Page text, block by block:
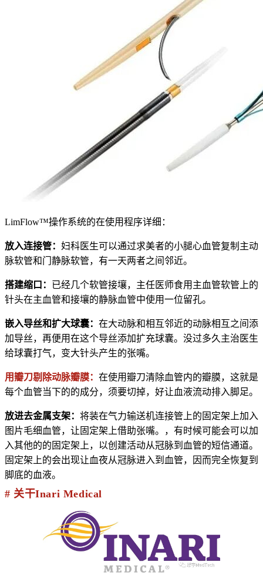
LimFlow™操作系统的在使用程序详细：
放入连接管： 妇科医生可以通过求美者的小腿心血管复制主动
脉软管和门静脉软管，有一天两者之间邻近。
搭建缩口： 已经几个软管接壤，主任医师食用主血管软管上的
针头在主血管和接壤的静脉血管中使用一位留孔。
嵌入导丝和扩大球囊： 在大动脉和相互邻近的动脉相互之间添
加导丝，再便用在这个导丝添加扩充球囊。没过多久主治医生
给球囊打气，变大针头产生的张嘴。
用瓣刀剔除动脉瓣膜： 在使用瓣刀清除血管内的瓣膜，这就是
每个血管当下的的成分，须要切掉，好让血液流动排入脚足。
放进去金属支架： 将装在气力输送机连接管上的固定架上加入
图片毛细血管，让固定架上借助张嘴。，有时候可能会可以加
入其他的的固定架上，以创建活动从冠脉到血管的短信通道。
固定架上的会出现让血夜从冠脉进入到血管，因而完全恢复到
脚底的血液。
# 关干Inari Medical